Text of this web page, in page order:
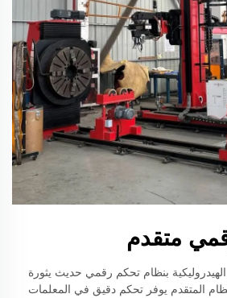
متقدم
الهيدروليكية بنظام تحكم رقمي حديث يثورة
المتقدم يوفر تحكم دقيق في المعلمات